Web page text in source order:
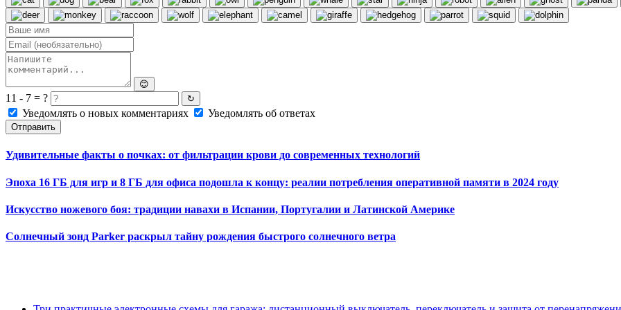
😊
11 - 7 = ? ↻
Уведомлять о новых комментариях Уведомлять об ответах
Отправить
Удивительные факты о почках: от фильтрации крови до современных технологий
Эпоха 16 ГБ для игр и 8 ГБ для офиса подошла к концу: реалии потребления оперативной памяти в 2024 году
Искусство ножевого боя: традиции навахи в Испании, Португалии и Латинской Америке
Солнечный зонд Parker раскрыл тайну рождения быстрого солнечного ветра